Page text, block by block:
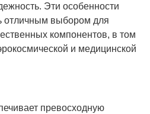
Эти особенности
отличным выбором для
компонентов, в том
и медицинской
превосходную